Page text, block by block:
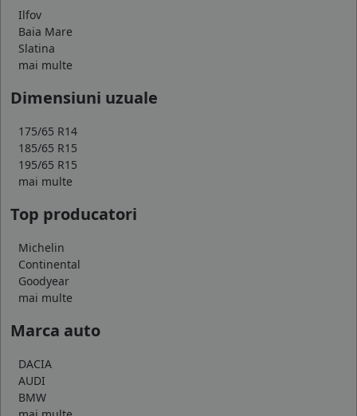
Ilfov
Baia Mare
Slatina
mai multe
Dimensiuni uzuale
175/65 R14
185/65 R15
195/65 R15
mai multe
Top producatori
Michelin
Continental
Goodyear
mai multe
Marca auto
DACIA
AUDI
BMW